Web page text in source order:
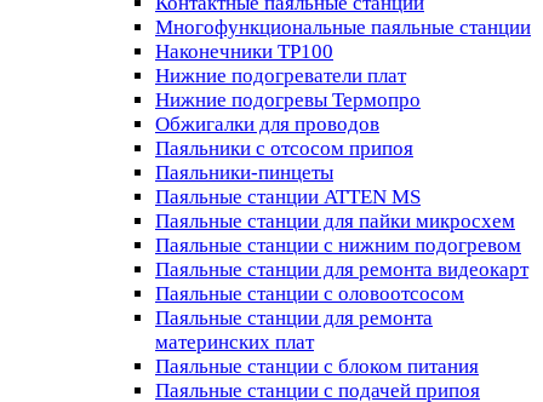
Многофункциональные паяльные станции
Наконечники TP100
Нижние подогреватели плат
Нижние подогревы Термопро
Обжигалки для проводов
Паяльники с отсосом припоя
Паяльники-пинцеты
Паяльные станции ATTEN MS
Паяльные станции для пайки микросхем
Паяльные станции с нижним подогревом
Паяльные станции для ремонта видеокарт
Паяльные станции с оловоотсосом
Паяльные станции для ремонта
материнских плат
Паяльные станции с блоком питания
Паяльные станции с подачей припоя